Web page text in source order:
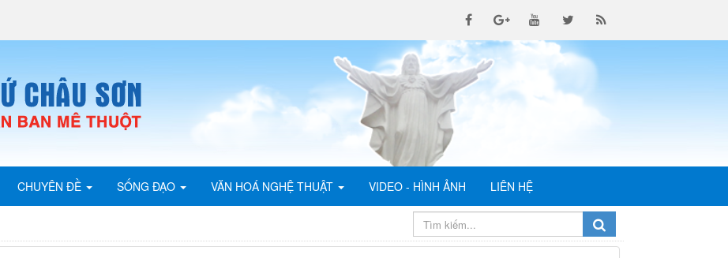
CHUYÊN ĐỀ SỐNG ĐẠO VĂN HOÁ NGHỆ THUẬT VIDEO - HÌNH ẢNH LIÊN HỆ